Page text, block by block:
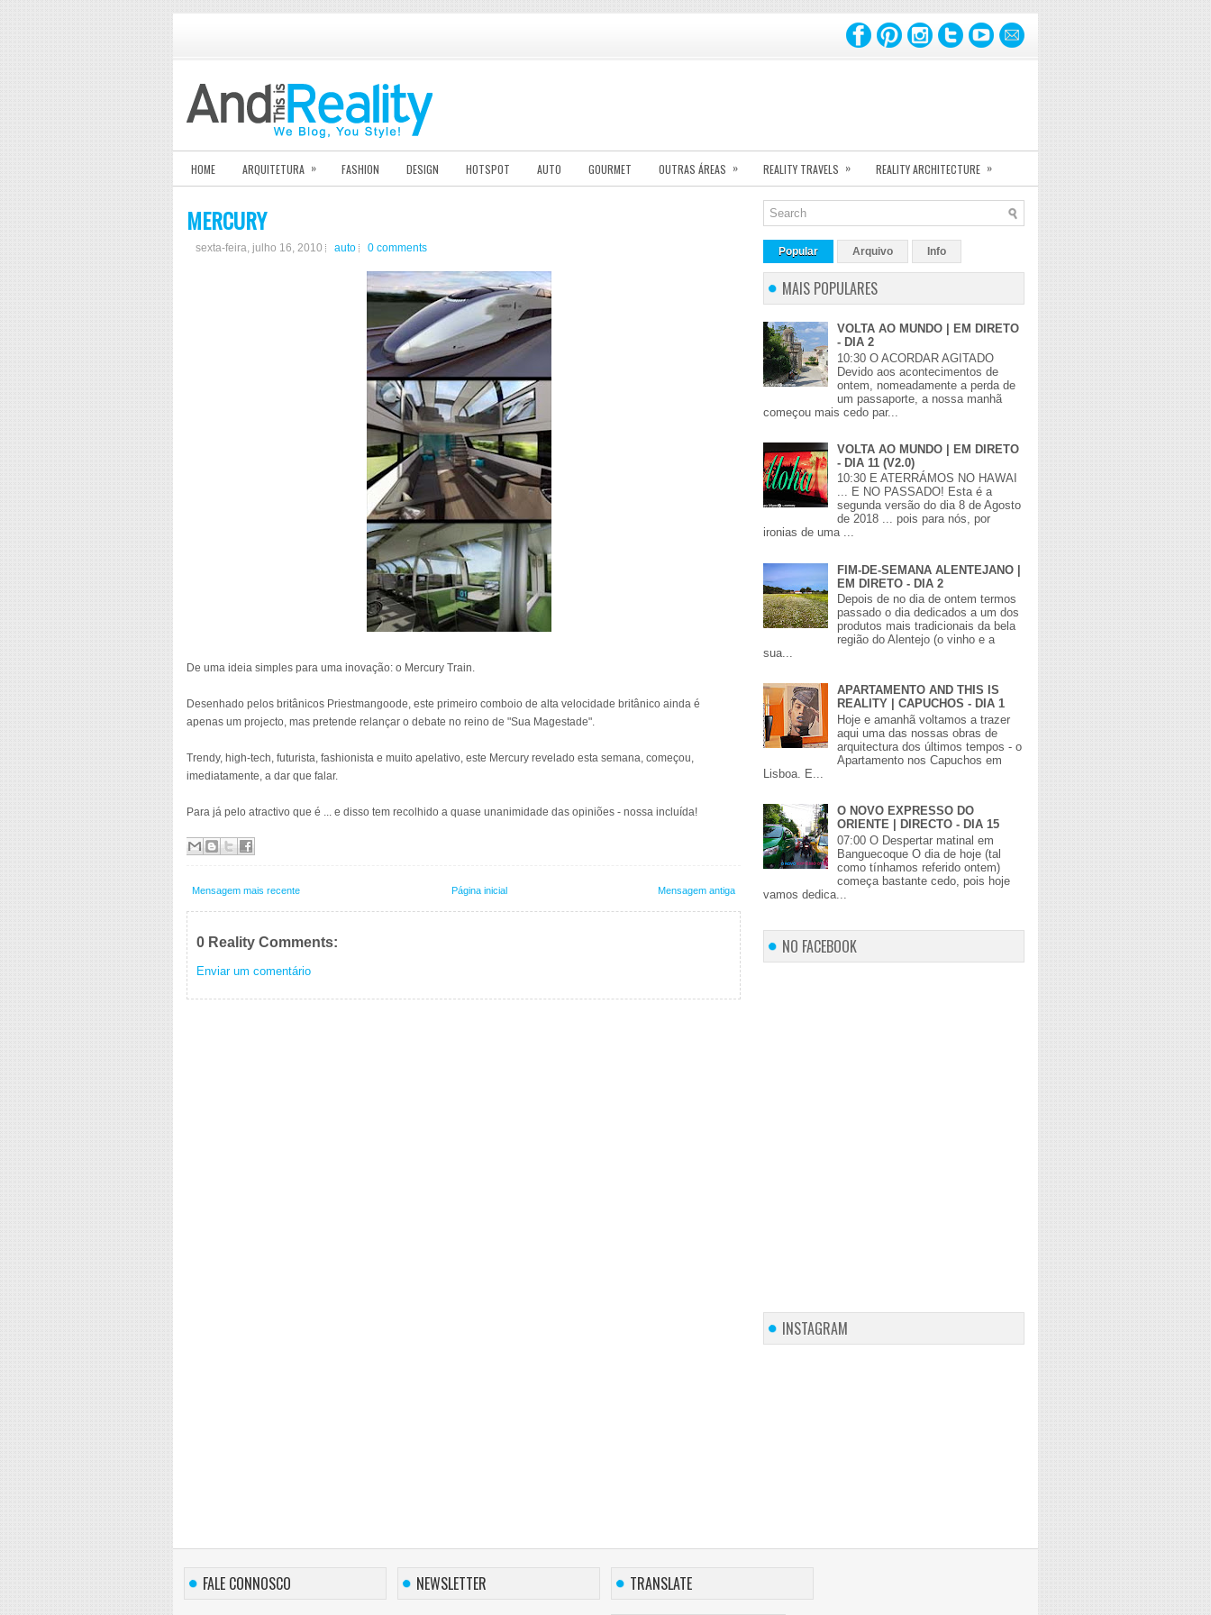
HOME ARQUITETURA » FASHION DESIGN HOTSPOT AUTO GOURMET OUTRAS ÁREAS » REALITY TRAVELS » REALITY ARCHITECTURE »
MERCURY
sexta-feira, julho 16, 2010 auto 0 comments
De uma ideia simples para uma inovação: o Mercury Train.
Desenhado pelos britânicos Priestmangoode, este primeiro comboio de alta velocidade britânico ainda é
apenas um projecto, mas pretende relançar o debate no reino de "Sua Magestade".
Trendy, high-tech, futurista, fashionista e muito apelativo, este Mercury revelado esta semana, começou,
imediatamente, a dar que falar.
Para já pelo atractivo que é ... e disso tem recolhido a quase unanimidade das opiniões - nossa incluída!
Mensagem mais recente Mensagem antiga
Página inicial
0 Reality Comments:
Enviar um comentário
Popular Arquivo Info
MAIS POPULARES
VOLTA AO MUNDO | EM DIRETO
- DIA 2
10:30 O ACORDAR AGITADO
Devido aos acontecimentos de
ontem, nomeadamente a perda de
um passaporte, a nossa manhã
começou mais cedo par...
VOLTA AO MUNDO | EM DIRETO
- DIA 11 (V2.0)
10:30 E ATERRÁMOS NO HAWAI
... E NO PASSADO! Esta é a
segunda versão do dia 8 de Agosto
de 2018 ... pois para nós, por
ironias de uma ...
FIM-DE-SEMANA ALENTEJANO |
EM DIRETO - DIA 2
Depois de no dia de ontem termos
passado o dia dedicados a um dos
produtos mais tradicionais da bela
região do Alentejo (o vinho e a
sua...
APARTAMENTO AND THIS IS
REALITY | CAPUCHOS - DIA 1
Hoje e amanhã voltamos a trazer
aqui uma das nossas obras de
arquitectura dos últimos tempos - o
Apartamento nos Capuchos em
Lisboa. E...
O NOVO EXPRESSO DO
ORIENTE | DIRECTO - DIA 15
07:00 O Despertar matinal em
Banguecoque O dia de hoje (tal
como tínhamos referido ontem)
começa bastante cedo, pois hoje
vamos dedica...
NO FACEBOOK
INSTAGRAM
FALE CONNOSCO NEWSLETTER TRANSLATE